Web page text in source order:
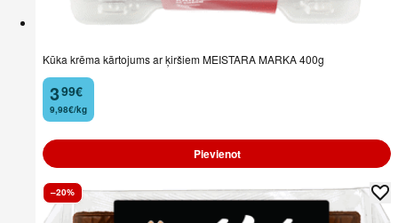
Kūka krēma kārtojums ar ķiršiem MEISTARA MARKA 400g
3
. 99€
9,98€/kg
Pievienot
–20%